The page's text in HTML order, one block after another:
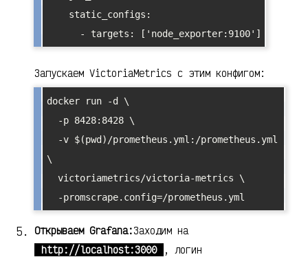
Запускаем VictoriaMetrics с этим конфигом:
docker run -d \
\
Открываем Grafana:Заходим на
http://localhost:3000
, логин